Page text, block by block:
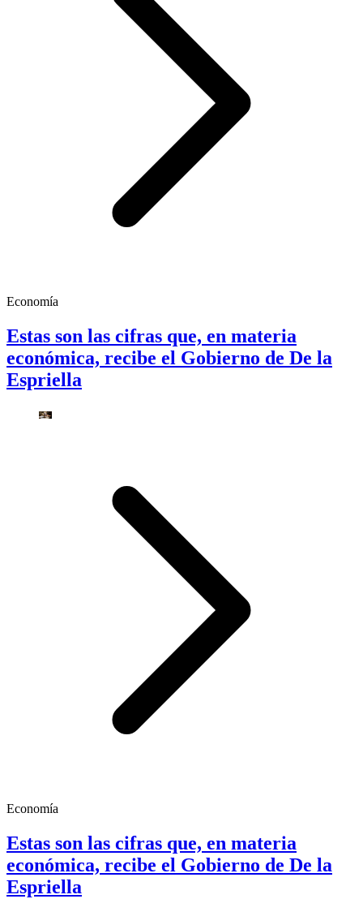
Economía
Estas son las cifras que, en materia
económica, recibe el Gobierno de De la
Espriella
Economía
Estas son las cifras que, en materia
económica, recibe el Gobierno de De la
Espriella